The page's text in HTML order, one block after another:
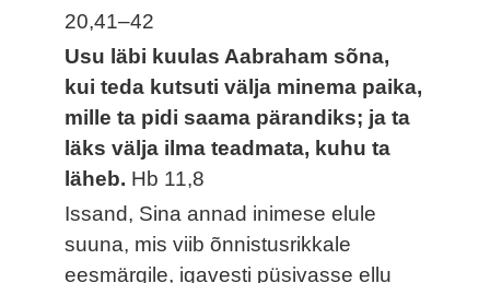
20,41–42
Usu läbi kuulas Aabraham sõna,
kui teda kutsuti välja minema paika,
mille ta pidi saama pärandiks; ja ta
läks välja ilma teadmata, kuhu ta
läheb. Hb 11,8
Issand, Sina annad inimese elule
suuna, mis viib õnnistusrikkale
eesmärgile, igavesti püsivasse ellu